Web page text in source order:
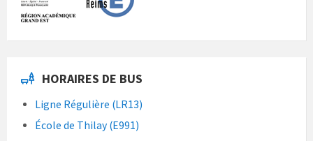
HORAIRES DE BUS
Ligne Régulière (LR13)
École de Thilay (E991)